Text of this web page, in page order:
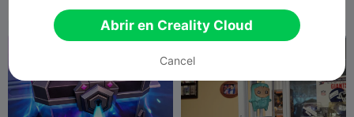
Abrir en Creality Cloud
Cancel